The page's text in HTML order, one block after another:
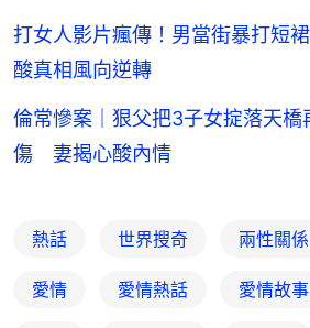
打女人影片瘋傳！男當街暴打短
酸真相風向逆轉
倫常慘案｜狠父把3子女掟落天橋
傷 妻揭心酸內情
熱話 世界搜奇 兩性關係
愛情 愛情熱話 愛情故事